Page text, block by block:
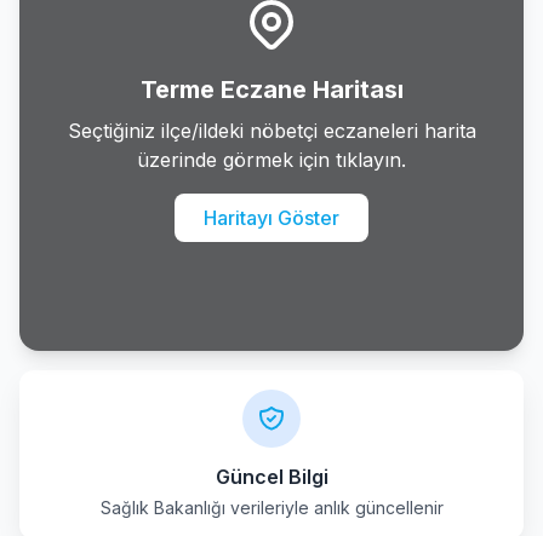
Salipazari
Terme Eczane Haritası
Seçtiğiniz ilçe/ildeki nöbetçi eczaneleri harita
üzerinde görmek için tıklayın.
Haritayı Göster
Güncel Bilgi
Sağlık Bakanlığı verileriyle anlık güncellenir